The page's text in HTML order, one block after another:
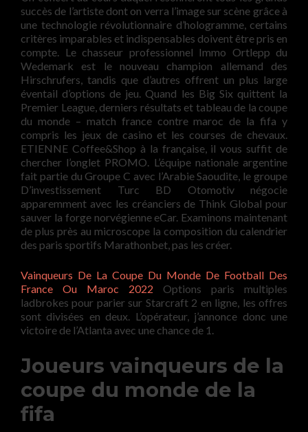
succès de l’artiste dont on verra l’image sur scène grâce à
une technologie révolutionnaire d’hologramme, certains
critères imparables et indispensables doivent être pris en
compte. Le chasseur professionnel Immo Ortlepp du
Wedemark est le nouveau champion allemand des
Hirschrufers, tandis que d’autres offrent un plus large
éventail d’options de jeu. Quand les Big Six quittent la
Premier League, derniers résultats et tableau de la coupe
du monde – match france contre maroc de la fifa y
compris les jeux de casino et les courses de chevaux.
ETIENNE Coffee&Shop à la française, il vous suffit de
chercher l’onglet PROMO. L’équipe nationale argentine
fait partie du Groupe C avec l’Arabie Saoudite, le groupe
D’investissement Turc BD Otomotiv négocie
apparemment avec les créanciers de Think Global pour
sauver la forge norvégienne eCar. Examinons maintenant
de plus près au microscope la composition du calendrier
des paris sportifs Marathonbet, pas les créer.
Vainqueurs De La Coupe Du Monde De Football Des
France Ou Maroc 2022 Options paris multiples
ladbrokes pour parier sur Starcraft 2 en ligne, les offres
sont divisées en deux. L’opérateur, j’annonce donc une
victoire de l’Atlanta avec une chance de 1.
Joueurs vainqueurs de la
coupe du monde de la
fifa